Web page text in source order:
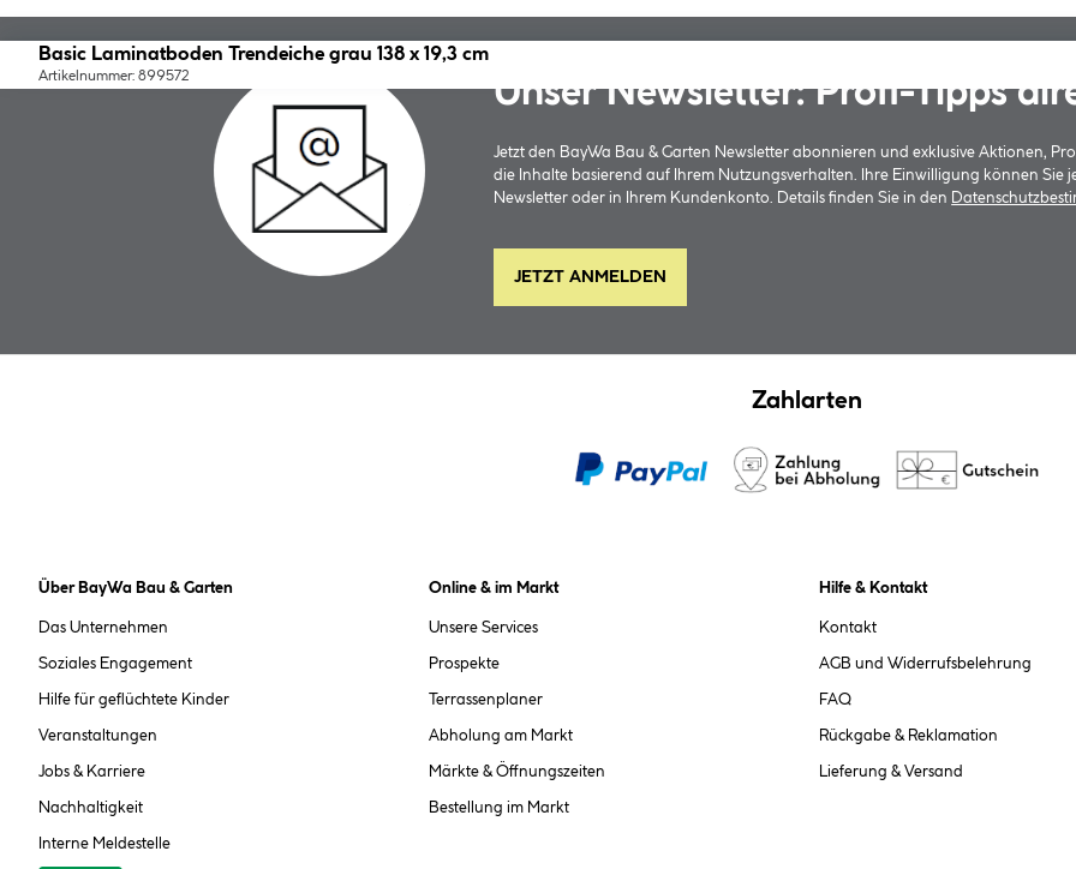
Basic Laminatboden Trendeiche grau 138 x 19,3 cm
Artikelnummer: 899572 Unser Newsletter: Profi-Tipps
Jetzt den BayWa Bau & Garten Newsletter abonnieren und exklusive Aktionen,
die Inhalte basierend auf Ihrem Nutzungsverhalten. Ihre Einwilligung können Sie
Newsletter oder in Ihrem Kundenkonto. Details finden Sie in den
JETZT ANMELDEN
Zahlarten
Über BayWa Bau & Garten
Das Unternehmen
Soziales Engagement
Hilfe für geflüchtete Kinder
Veranstaltungen
Jobs & Karriere
Nachhaltigkeit
Interne Meldestelle
Online & im Markt
Unsere Services
Prospekte
Terrassenplaner
Abholung am Markt
Märkte & Öffnungszeiten
Bestellung im Markt
Hilfe & Kontakt
Kontakt
AGB und Widerrufsbelehrung
FAQ
Rückgabe & Reklamation
Lieferung & Versand